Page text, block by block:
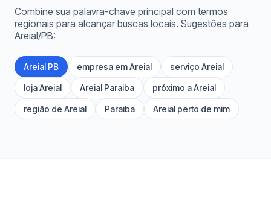
Combine sua palavra-chave principal com termos
regionais para alcançar buscas locais. Sugestões para
Areial/PB:
Areial PB empresa em Areial serviço Areial
loja Areial Areial Paraiba próximo a Areial
região de Areial Paraiba Areial perto de mim